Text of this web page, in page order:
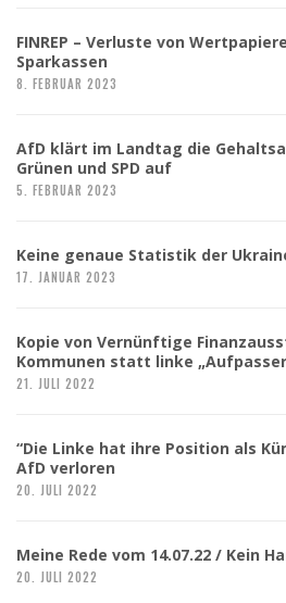
FINREP – Verluste von
Sparkassen
8. FEBRUAR 2023
AfD klärt im Landtag die
Grünen und SPD auf
5. FEBRUAR 2023
Keine genaue Statistik der
17. JANUAR 2023
Kopie von Vernünftige
Kommunen statt linke
21. JULI 2022
“Die Linke hat ihre Position als
AfD verloren
20. JULI 2022
Meine Rede vom 14.07.22 / Kein
20. JULI 2022